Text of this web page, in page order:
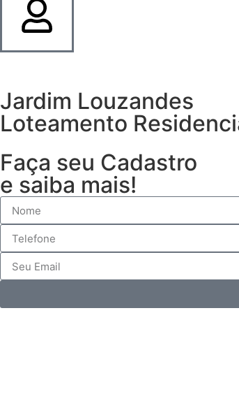
Jardim Louzandes
Loteamento
Faça seu Cadastro
e saiba mais!